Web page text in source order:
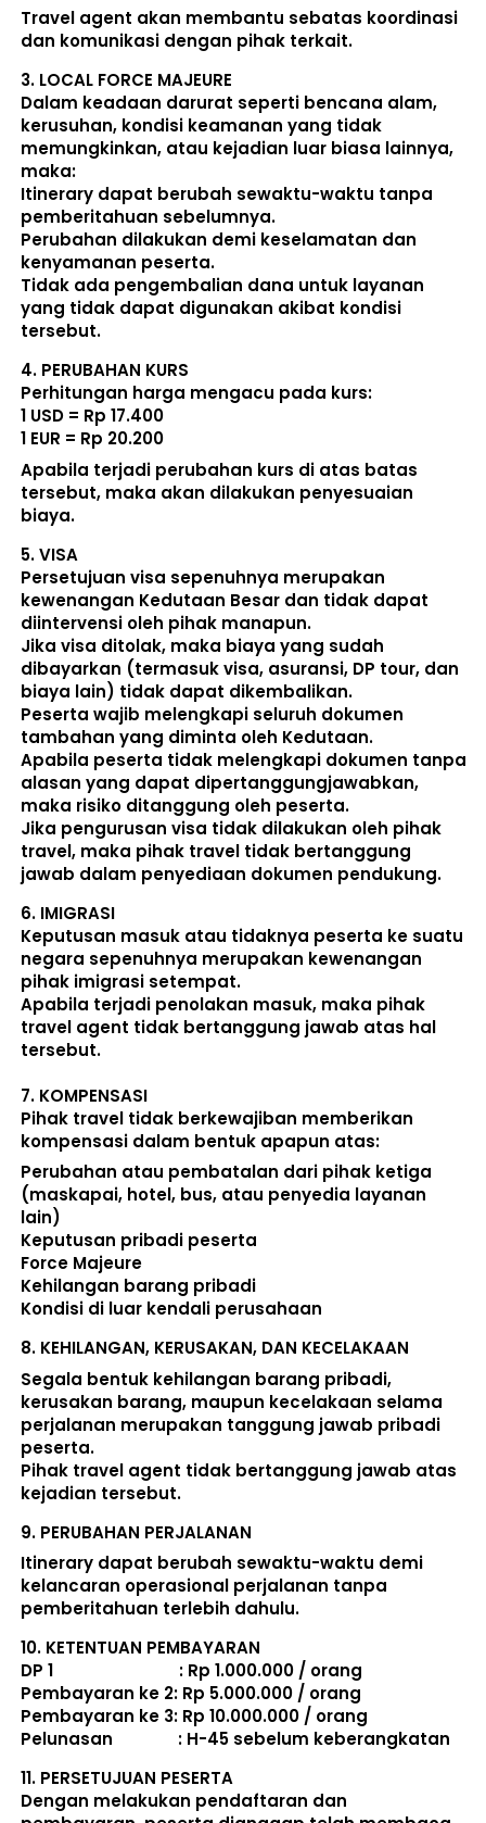
Travel agent akan membantu sebatas koordinasi
dan komunikasi dengan pihak terkait.
3. LOCAL FORCE MAJEURE
Dalam keadaan darurat seperti bencana alam,
kerusuhan, kondisi keamanan yang tidak
memungkinkan, atau kejadian luar biasa lainnya,
maka:
Itinerary dapat berubah sewaktu-waktu tanpa
pemberitahuan sebelumnya.
Perubahan dilakukan demi keselamatan dan
kenyamanan peserta.
Tidak ada pengembalian dana untuk layanan
yang tidak dapat digunakan akibat kondisi
tersebut.
4. PERUBAHAN KURS
Perhitungan harga mengacu pada kurs:
1 USD = Rp 17.400
1 EUR = Rp 20.200
Apabila terjadi perubahan kurs di atas batas
tersebut, maka akan dilakukan penyesuaian
biaya.
5. VISA
Persetujuan visa sepenuhnya merupakan
kewenangan Kedutaan Besar dan tidak dapat
diintervensi oleh pihak manapun.
Jika visa ditolak, maka biaya yang sudah
dibayarkan (termasuk visa, asuransi, DP tour, dan
biaya lain) tidak dapat dikembalikan.
Peserta wajib melengkapi seluruh dokumen
tambahan yang diminta oleh Kedutaan.
Apabila peserta tidak melengkapi dokumen tanpa
alasan yang dapat dipertanggungjawabkan,
maka risiko ditanggung oleh peserta.
Jika pengurusan visa tidak dilakukan oleh pihak
travel, maka pihak travel tidak bertanggung
jawab dalam penyediaan dokumen pendukung.
6. IMIGRASI
Keputusan masuk atau tidaknya peserta ke suatu
negara sepenuhnya merupakan kewenangan
pihak imigrasi setempat.
Apabila terjadi penolakan masuk, maka pihak
travel agent tidak bertanggung jawab atas hal
tersebut.
7. KOMPENSASI
Pihak travel tidak berkewajiban memberikan
kompensasi dalam bentuk apapun atas:
Perubahan atau pembatalan dari pihak ketiga
(maskapai, hotel, bus, atau penyedia layanan
lain)
Keputusan pribadi peserta
Force Majeure
Kehilangan barang pribadi
Kondisi di luar kendali perusahaan
8. KEHILANGAN, KERUSAKAN, DAN KECELAKAAN
Segala bentuk kehilangan barang pribadi,
kerusakan barang, maupun kecelakaan selama
perjalanan merupakan tanggung jawab pribadi
peserta.
Pihak travel agent tidak bertanggung jawab atas
kejadian tersebut.
9. PERUBAHAN PERJALANAN
Itinerary dapat berubah sewaktu-waktu demi
kelancaran operasional perjalanan tanpa
pemberitahuan terlebih dahulu.
10. KETENTUAN PEMBAYARAN
DP 1                             : Rp 1.000.000 / orang
Pembayaran ke 2: Rp 5.000.000 / orang
Pembayaran ke 3: Rp 10.000.000 / orang
Pelunasan               : H-45 sebelum keberangkatan
11. PERSETUJUAN PESERTA
Dengan melakukan pendaftaran dan